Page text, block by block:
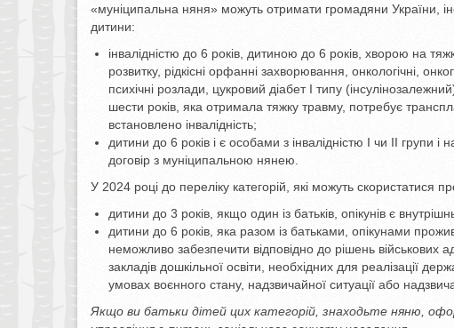
«муніципальна няня» можуть отримати громадяни України,
дитини:
інвалідністю до 6 років, дитиною до 6 років, хворою на
розвитку, рідкісні орфанні захворювання, онкологічні,
психічні розлади, цукровий діабет I типу
шести років, яка отримала тяжку травму, потребує
встановлено інвалідність;
дитини до 6 років і є особами з інвалідністю I чи II групи
договір з муніципальною нянею.
У 2024 році до переліку категорій, які можуть скористатися
дитини до 3 років, якщо один із батьків, опікунів є
дитини до 6 років, яка разом із батьками, опікунами
неможливо забезпечити відповідно до рішень військових
закладів дошкільної освіти, необхідних для реалізації
умовах воєнного стану, надзвичайної ситуації або
Якщо ви батьки дітей цих категорій, знаходьте няню,